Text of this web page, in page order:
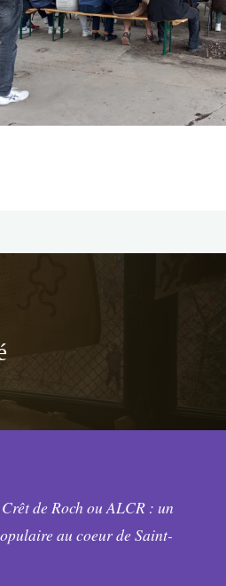
de Roch ou ALCR : un
au coeur de Saint-